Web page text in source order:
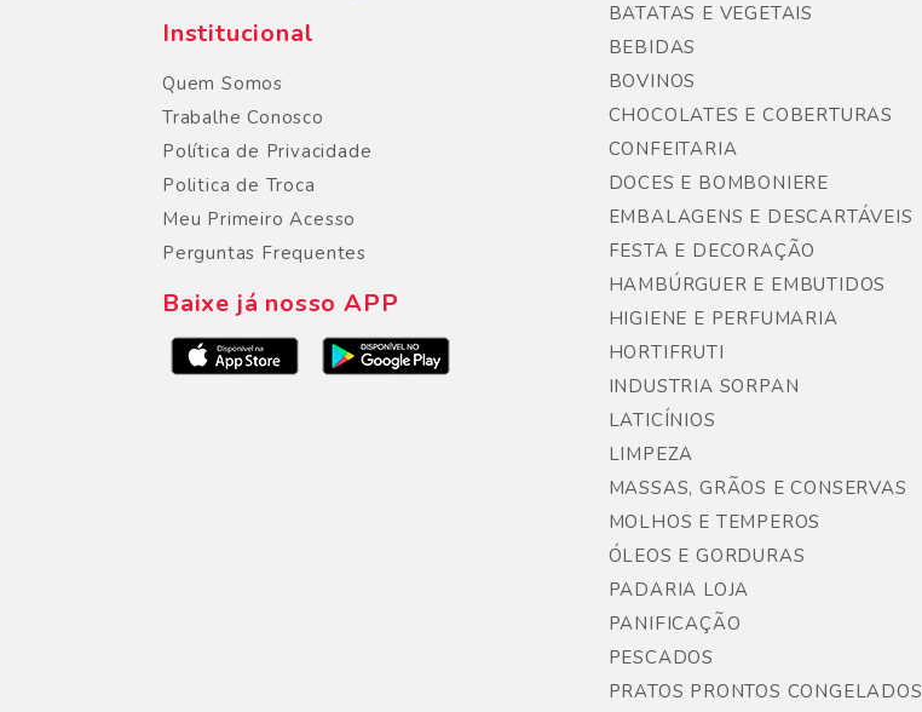
Institucional
Quem Somos
Trabalhe Conosco
Política de Privacidade
Politica de Troca
Meu Primeiro Acesso
Perguntas Frequentes
Baixe já nosso APP
BATATAS E VEGETAIS
BEBIDAS
BOVINOS
CHOCOLATES E COBERTURAS
CONFEITARIA
DOCES E BOMBONIERE
EMBALAGENS E DESCARTÁVEIS
FESTA E DECORAÇÃO
HAMBÚRGUER E EMBUTIDOS
HIGIENE E PERFUMARIA
HORTIFRUTI
INDUSTRIA SORPAN
LATICÍNIOS
LIMPEZA
MASSAS, GRÃOS E CONSERVAS
MOLHOS E TEMPEROS
ÓLEOS E GORDURAS
PADARIA LOJA
PANIFICAÇÃO
PESCADOS
PRATOS PRONTOS CONGELADOS